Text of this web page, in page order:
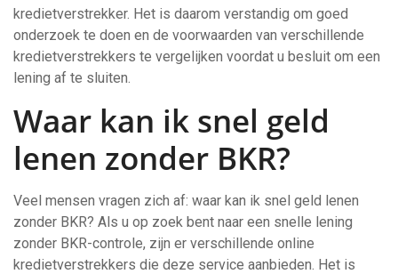
kredietverstrekker. Het is daarom verstandig om goed
onderzoek te doen en de voorwaarden van verschillende
kredietverstrekkers te vergelijken voordat u besluit om een
lening af te sluiten.
Waar kan ik snel geld
lenen zonder BKR?
Veel mensen vragen zich af: waar kan ik snel geld lenen
zonder BKR? Als u op zoek bent naar een snelle lening
zonder BKR-controle, zijn er verschillende online
kredietverstrekkers die deze service aanbieden. Het is